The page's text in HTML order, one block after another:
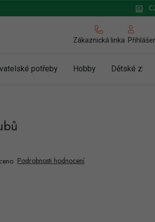
pro podnikatele
Zákaznická linka
potřeby Hobby Dětské
Podrobnosti hodnocení